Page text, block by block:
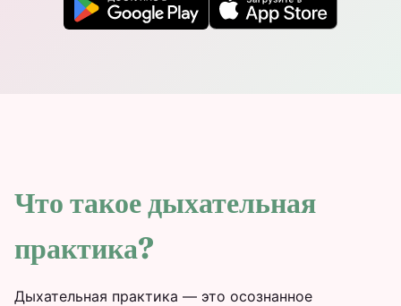
Что такое дыхательная
практика?
Дыхательная практика — это осознанное